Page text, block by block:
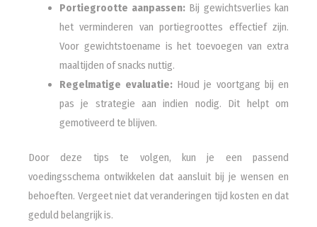
Portiegrootte aanpassen: Bij gewichtsverlies kan
het verminderen van portiegroottes effectief zijn.
Voor gewichtstoename is het toevoegen van extra
maaltijden of snacks nuttig.
Regelmatige evaluatie:Houd je voortgang bij en
pas je strategie aan indien nodig. Dit helpt om
gemotiveerd te blijven.
Door deze tips te volgen, kun je een passend
voedingsschema ontwikkelen dat aansluit bij je wensen en
behoeften. Vergeet niet dat veranderingen tijd kosten en dat
geduld belangrijk is.